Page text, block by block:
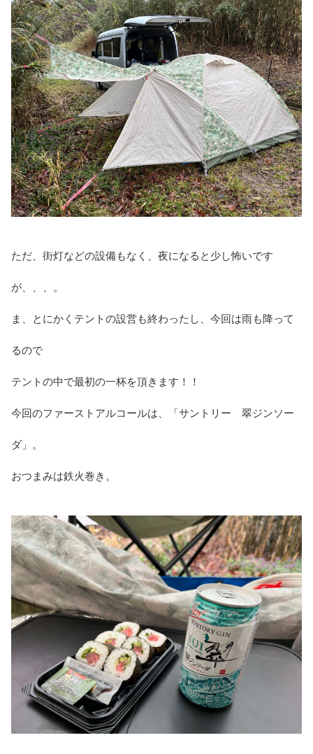
ただ、街灯などの設備もなく、夜になると少し怖いです
が、、、。
ま、とにかくテントの設営も終わったし、今回は雨も降って
るので
テントの中で最初の一杯を頂きます！！
今回のファーストアルコールは、「サントリー 翠ジンソー
ダ」。
おつまみは鉄火巻き。